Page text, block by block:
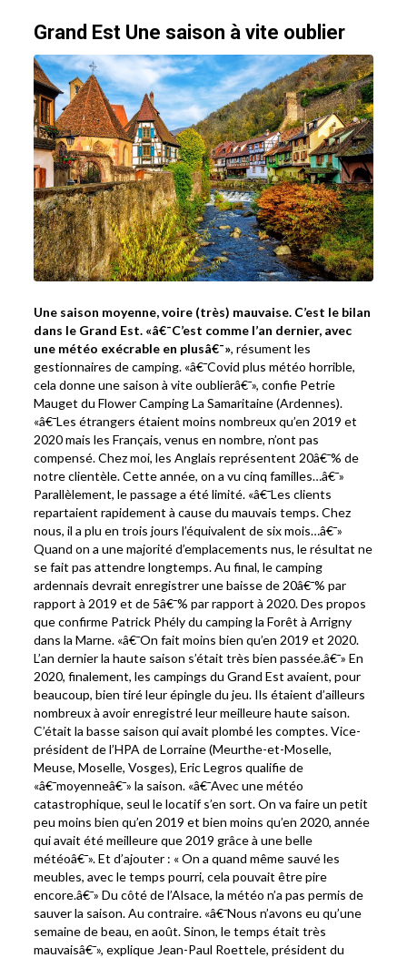
Grand Est Une saison à vite oublier
Une saison moyenne, voire (très) mauvaise. C’est le bilan
dans le Grand Est. «â€¯C’est comme l’an dernier, avec
une météo exécrable en plusâ€¯», résument les
gestionnaires de camping. «â€¯Covid plus météo horrible,
cela donne une saison à vite oublierâ€¯», confie Petrie
Mauget du Flower Camping La Samaritaine (Ardennes).
«â€¯Les étrangers étaient moins nombreux qu’en 2019 et
2020 mais les Français, venus en nombre, n’ont pas
compensé. Chez moi, les Anglais représentent 20â€¯% de
notre clientèle. Cette année, on a vu cinq familles…â€¯»
Parallèlement, le passage a été limité. «â€¯Les clients
repartaient rapidement à cause du mauvais temps. Chez
nous, il a plu en trois jours l’équivalent de six mois…â€¯»
Quand on a une majorité d’emplacements nus, le résultat ne
se fait pas attendre longtemps. Au final, le camping
ardennais devrait enregistrer une baisse de 20â€¯% par
rapport à 2019 et de 5â€¯% par rapport à 2020. Des propos
que confirme Patrick Phély du camping la Forêt à Arrigny
dans la Marne. «â€¯On fait moins bien qu’en 2019 et 2020.
L’an dernier la haute saison s’était très bien passée.â€¯» En
2020, finalement, les campings du Grand Est avaient, pour
beaucoup, bien tiré leur épingle du jeu. Ils étaient d’ailleurs
nombreux à avoir enregistré leur meilleure haute saison.
C’était la basse saison qui avait plombé les comptes. Vice-
président de l’HPA de Lorraine (Meurthe-et-Moselle,
Meuse, Moselle, Vosges), Eric Legros qualifie de
«â€¯moyenneâ€¯» la saison. «â€¯Avec une météo
catastrophique, seul le locatif s’en sort. On va faire un petit
peu moins bien qu’en 2019 et bien moins qu’en 2020, année
qui avait été meilleure que 2019 grâce à une belle
météoâ€¯». Et d’ajouter : « On a quand même sauvé les
meubles, avec le temps pourri, cela pouvait être pire
encore.â€¯» Du côté de l’Alsace, la météo n’a pas permis de
sauver la saison. Au contraire. «â€¯Nous n’avons eu qu’une
semaine de beau, en août. Sinon, le temps était très
mauvaisâ€¯», explique Jean-Paul Roettele, président du